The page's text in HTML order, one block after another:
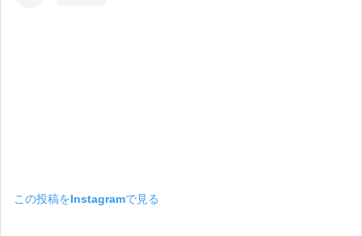
この投稿をInstagramで見る